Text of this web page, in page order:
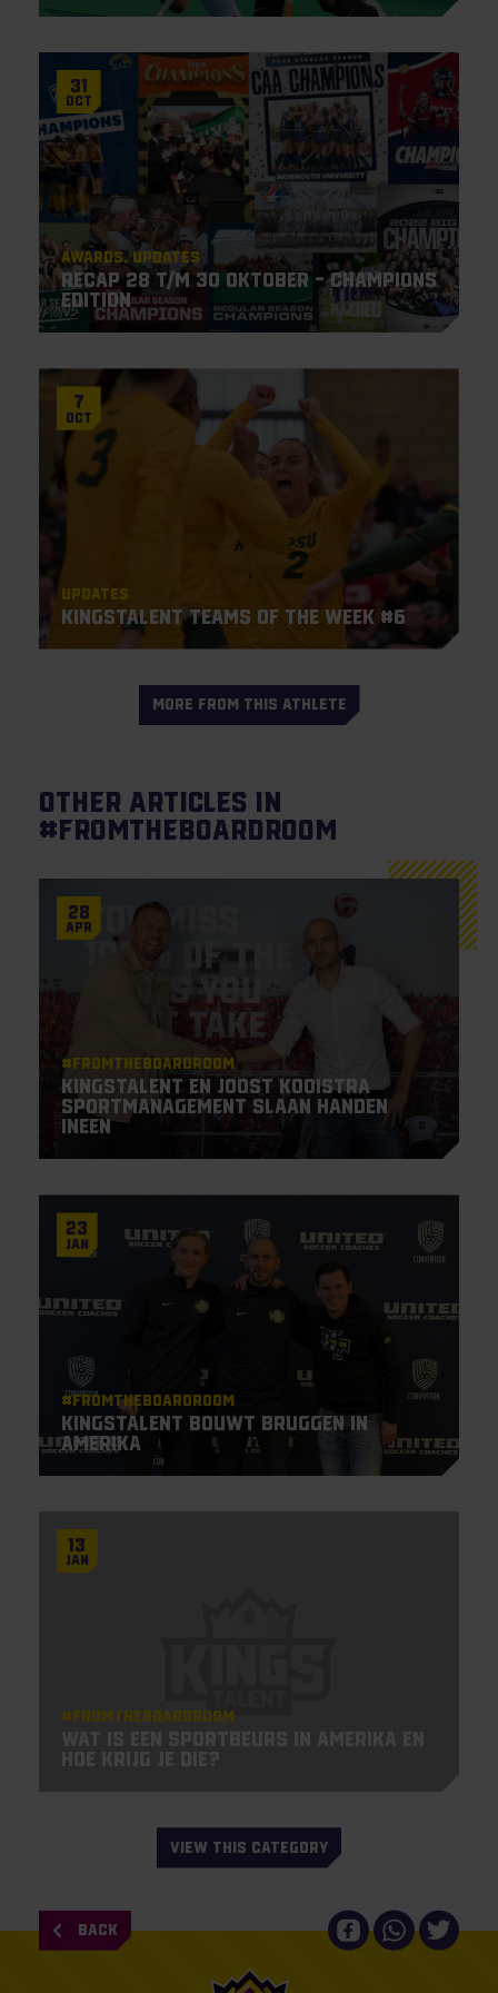
31
Oct
Awards Updates
Recap 28 t/m 30 oktober – Champions
Edition
7
Oct
Updates
KingsTalent Teams of the Week #6
MORE FROM THIS ATHLETE
Other articles in
#Fromtheboardroom
28
Apr
#Fromtheboardroom
KingsTalent en Joost Kooistra
Sportmanagement slaan handen
ineen
23
Jan
#Fromtheboardroom
KingsTalent bouwt bruggen in
Amerika
13
Jan
#Fromtheboardroom
VIEW THIS CATEGORY
BACK